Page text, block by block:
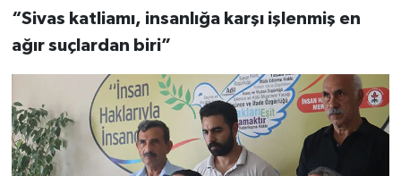
“Sivas katliamı, insanlığa karşı işlenmiş en
ağır suçlardan biri”